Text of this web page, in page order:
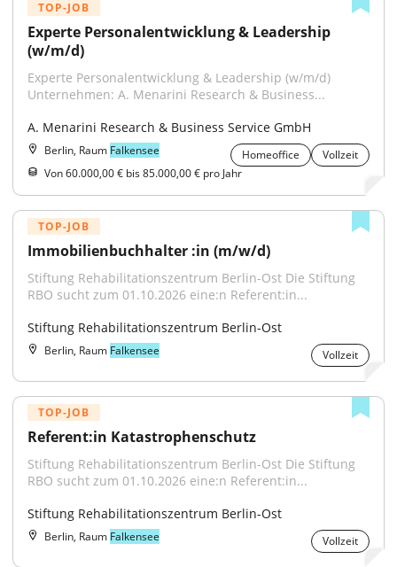
TOP-JOB
Experte Personalentwicklung & Leadership
(w/m/d)
Experte Personalentwicklung & Leadership (w/m/d)
Unternehmen: A. Menarini Research & Business...
A. Menarini Research & Business Service GmbH
Berlin, Raum Falkensee Homeoffice
Vollzeit
Von 60.000,00 € bis 85.000,00 € pro Jahr
TOP-JOB
Immobilienbuchhalter :in (m/w/d)
Stiftung Rehabilitationszentrum Berlin-Ost Die Stiftung
RBO sucht zum 01.10.2026 eine:n Referent:in...
Stiftung Rehabilitationszentrum Berlin-Ost
Berlin, Raum Falkensee Vollzeit
TOP-JOB
Referent:in Katastrophenschutz
Stiftung Rehabilitationszentrum Berlin-Ost Die Stiftung
RBO sucht zum 01.10.2026 eine:n Referent:in...
Stiftung Rehabilitationszentrum Berlin-Ost
Berlin, Raum Falkensee Vollzeit